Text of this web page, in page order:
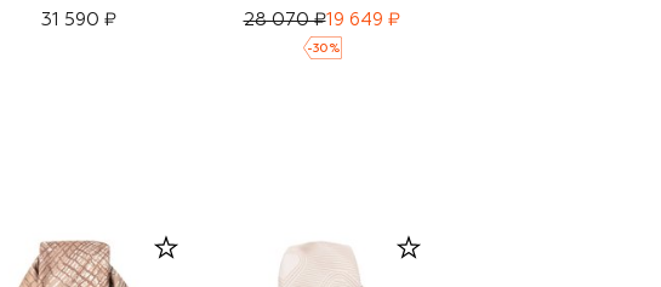
31 590 ₽
28 070 ₽19 649 ₽
-30 %